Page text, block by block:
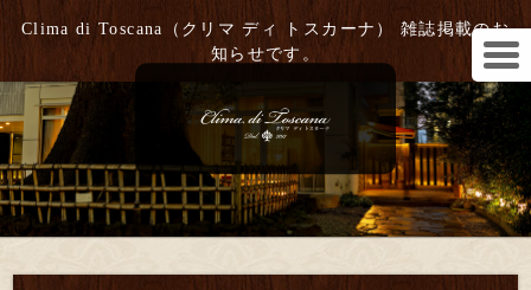
Clima di Toscana（クリマ ディ トスカーナ） 雑誌掲載のお
知らせです。